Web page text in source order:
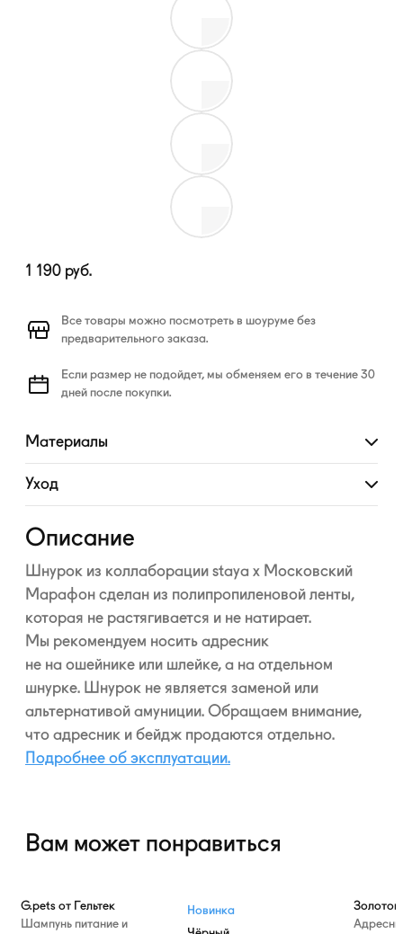
1 190 руб.
Все товары можно посмотреть в шоуруме без
предварительного заказа.
Если размер не подойдет, мы обменяем его в течение 30
дней после покупки.
Материалы
Развернуть
Уход
Развернуть
Описание
Шнурок из коллаборации staya x Московский
Марафон сделан из полипропиленовой ленты,
которая не растягивается и не натирает.
Мы рекомендуем носить адресник
не на ошейнике или шлейке, а на отдельном
шнурке. Шнурок не является заменой или
альтернативой амуниции. Обращаем внимание,
что адресник и бейдж продаются отдельно.
Подробнее об эксплуатации.
Вам может понравиться
G.pets от Гельтек
Шампунь питание и
Новинка
Золотой